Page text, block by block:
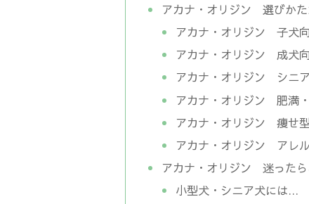
アカナ・オリジン 選びかた
アカナ・オリジン 子犬
アカナ・オリジン 成犬
アカナ・オリジン シニ
アカナ・オリジン 肥満
アカナ・オリジン 痩せ
アカナ・オリジン アレ
アカナ・オリジン 迷ったら
小型犬・シニア犬には…